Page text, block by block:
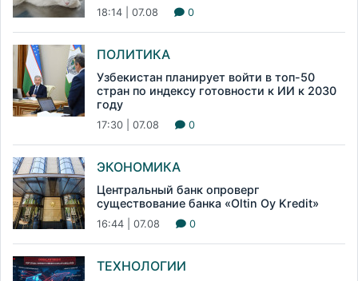
18:14 | 07.08 0
ПОЛИТИКА
Узбекистан планирует войти в топ-50
стран по индексу готовности к ИИ к 2030
году
17:30 | 07.08 0
ЭКОНОМИКА
Центральный банк опроверг
существование банка «Oltin Oy Kredit»
16:44 | 07.08 0
ТЕХНОЛОГИИ